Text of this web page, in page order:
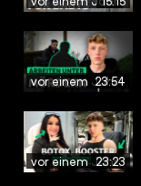
vor einem Jahr
23:54
vor einem Jahr
23:23